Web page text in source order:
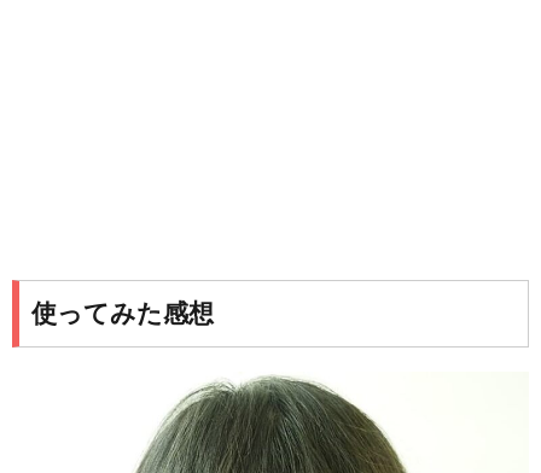
使ってみた感想